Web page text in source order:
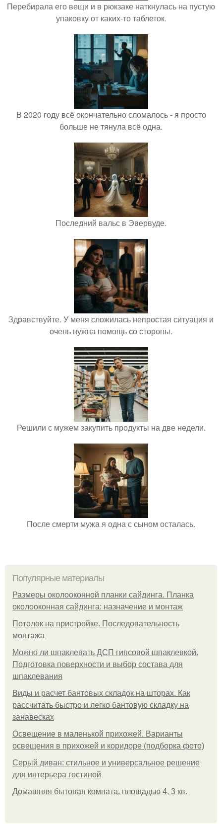
Перебирала его вещи и в рюкзаке наткнулась на пустую
упаковку от каких-то таблеток.
В 2020 году всё окончательно сломалось - я просто
больше не тянула всё одна.
Последний вальс в Эвервуде.
Здравствуйте. У меня сложилась непростая ситуация и
очень нужна помощь со стороны.
Решили с мужем закупить продукты на две недели.
После смерти мужа я одна с сыном осталась.
Популярные материалы
Размеры околооконной планки сайдинга. Планка
околооконная сайдинга: назначение и монтаж
Потолок на пристройке. Последовательность
монтажа
Можно ли шпаклевать ДСП гипсовой шпаклевкой.
Подготовка поверхности и выбор состава для
шпаклевания
Виды и расчет бантовых складок на шторах. Как
рассчитать быстро и легко бантовую складку на
занавесках
Освещение в маленькой прихожей. Варианты
освещения в прихожей и коридоре (подборка фото)
Серый диван: стильное и универсальное решение
для интерьера гостиной
Домашняя бытовая комната, площадью 4, 3 кв.